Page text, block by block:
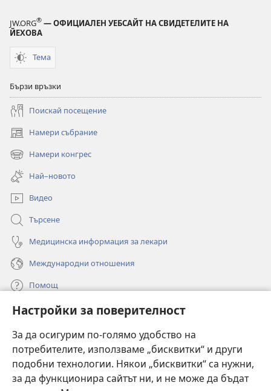
Настройки за поверителност
За да осигурим по-голямо удобство на
потребителите, използваме „бисквитки“ и други
подобни технологии. Някои „бисквитки“ са нужни,
за да функционира сайтът ни, и не може да бъдат
JW.ORG® — ОФИЦИАЛЕН УЕБСАЙТ НА СВИДЕТЕЛИТЕ НА
ЙЕХОВА
Тема
Бързи връзки
Поискай посещение
Намери събрание
(отваря
нов
прозорец)
Намери конгрес
(отваря
нов
прозорец)
Най–новото
Видео
Търсене
Медицинска информация за лекари
Международни отношения
Помощ
Дарения
нов
прозорец)ОНЛАЙН БИБЛИОТЕКА „Стражева кула“
(отваря
нов
прозорец)
JW Hub
(отваря